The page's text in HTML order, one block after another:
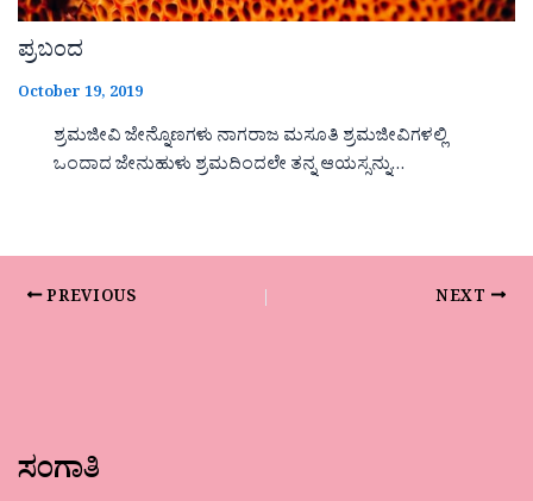
ಪ್ರಬಂದ
October 19, 2019
ಶ್ರಮಜೀವಿ ಜೇನ್ನೊಣಗಳು ನಾಗರಾಜ ಮಸೂತಿ ಶ್ರಮಜೀವಿಗಳಲ್ಲಿ
ಒಂದಾದ ಜೇನುಹುಳು ಶ್ರಮದಿಂದಲೇ ತನ್ನ ಆಯಸ್ಸನ್ನು…
PREVIOUS NEXT
ಸಂಗಾತಿ